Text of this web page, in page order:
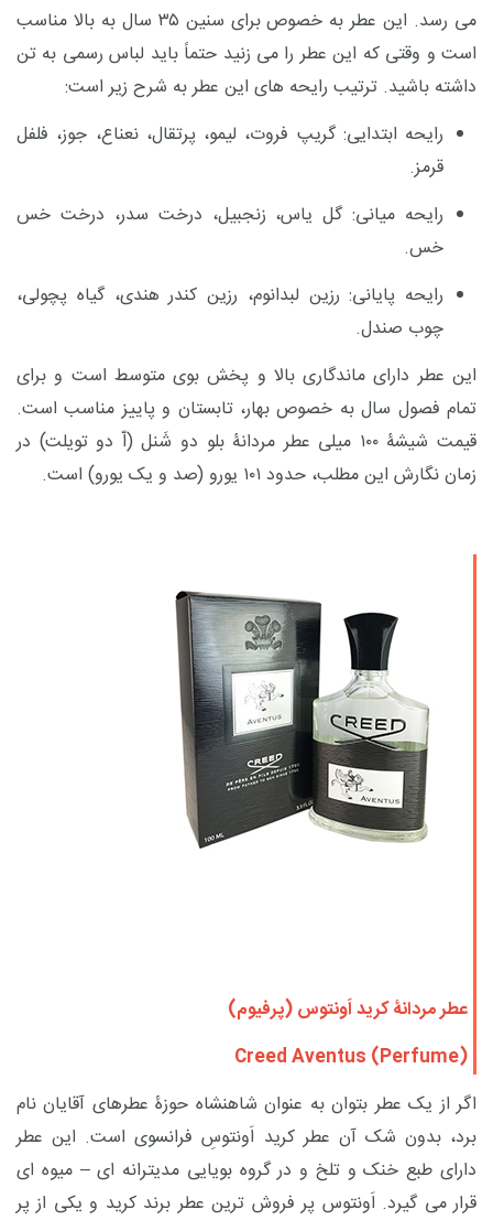
می رسد. این عطر به خصوص برای سنین ۳۵ سال به بالا مناسب
است و وقتی که این عطر را می زنید حتماً باید لباس رسمی به تن
داشته باشید. ترتیب رایحه های این عطر به شرح زیر است:
رایحه ابتدایی: گریپ فروت، لیمو، پرتقال، نعناع، جوز، فلفل
قرمز.
رایحه میانی: گل یاس، زنجبیل، درخت سدر، درخت خس
خس.
رایحه پایانی: رزین لبدانوم، رزین کندر هندی، گیاه پچولی،
چوب صندل.
این عطر دارای ماندگاریبالا و پخش بوی متوسط است و برای
تمام فصول سال به خصوص بهار، تابستان و پاییز مناسب است.
قیمت شیشۀ ۱۰۰ میلی عطر مردانۀ بلو دو شَنل (اّ دو تویلت) در
زمان نگارش این مطلب، حدود ۱۰۱ یورو (صد و یک یورو) است.
عطر مردانۀ کرید اَونتوس (پرفیوم)
Creed Aventus (Perfume)
اگر از یک عطر بتوان به عنوان شاهنشاه حوزۀ عطرهای آقایان نام
برد، بدون شک آن عطر کرید اَونتوسِ فرانسوی است. این عطر
دارای طبع خنک وتلخ و در گروه بویایی مدیترانه ای – میوه ای
قرار می گیرد. اَونتوس پر فروش ترین عطر برند کرید و یکی از پر